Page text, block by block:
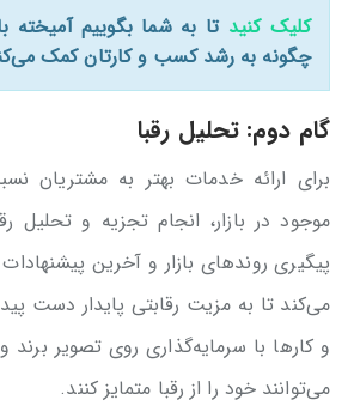
کلیک کنید تا به شما بگوییم آمیخته
چگونه به رشد کسب و کارتان کمک
گام دوم: تحلیل رقبا
برای ارائه خدمات بهتر به مشتریان
موجود در بازار، انجام تجزیه و تحلیل
پیگیری روندهای بازار و آخرین
می‌کند تا به مزیت رقابتی پایدار دست
و کارها با سرمایه‌گذاری روی تصویر
می‌توانند خود را از رقبا متمایز کنند.